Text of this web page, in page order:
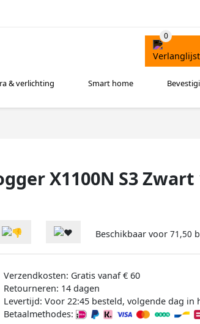
& verlichting Smart home
X1100N S3 Zwart
Beschikbaar voor 71,50
Verzendkosten: Gratis vanaf € 60
Retourneren: 14 dagen
Levertijd: Voor 22:45 besteld, volgende dag in
Betaalmethodes: